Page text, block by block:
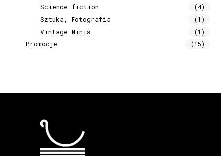
Science-fiction (4)
Sztuka, Fotografia (1)
Vintage Minis (1)
Promocje (15)